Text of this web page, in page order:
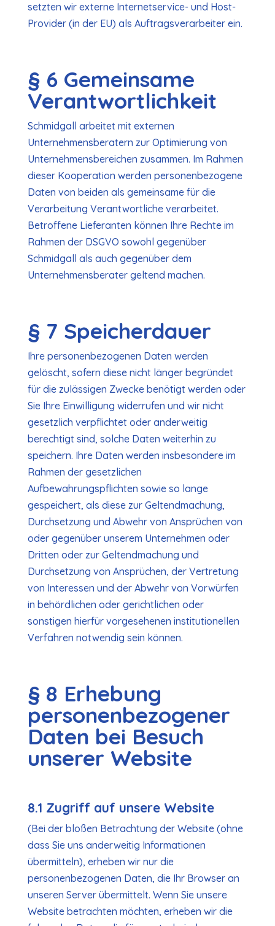
setzten wir externe Internetservice- und Host-
Provider (in der EU) als Auftragsverarbeiter ein.
§ 6 Gemeinsame
Verantwortlichkeit
Schmidgall arbeitet mit externen
Unternehmensberatern zur Optimierung von
Unternehmensbereichen zusammen. Im Rahmen
dieser Kooperation werden personenbezogene
Daten von beiden als gemeinsame für die
Verarbeitung Verantwortliche verarbeitet.
Betroffene Lieferanten können Ihre Rechte im
Rahmen der DSGVO sowohl gegenüber
Schmidgall als auch gegenüber dem
Unternehmensberater geltend machen.
§ 7 Speicherdauer
Ihre personenbezogenen Daten werden
gelöscht, sofern diese nicht länger begründet
für die zulässigen Zwecke benötigt werden oder
Sie Ihre Einwilligung widerrufen und wir nicht
gesetzlich verpflichtet oder anderweitig
berechtigt sind, solche Daten weiterhin zu
speichern. Ihre Daten werden insbesondere im
Rahmen der gesetzlichen
Aufbewahrungspflichten sowie so lange
gespeichert, als diese zur Geltendmachung,
Durchsetzung und Abwehr von Ansprüchen von
oder gegenüber unserem Unternehmen oder
Dritten oder zur Geltendmachung und
Durchsetzung von Ansprüchen, der Vertretung
von Interessen und der Abwehr von Vorwürfen
in behördlichen oder gerichtlichen oder
sonstigen hierfür vorgesehenen institutionellen
Verfahren notwendig sein können.
§ 8 Erhebung
personenbezogener
Daten bei Besuch
unserer Website
8.1 Zugriff auf unsere Website
(Bei der bloßen Betrachtung der Website (ohne
dass Sie uns anderweitig Informationen
übermitteln), erheben wir nur die
personenbezogenen Daten, die Ihr Browser an
unseren Server übermittelt. Wenn Sie unsere
Website betrachten möchten, erheben wir die